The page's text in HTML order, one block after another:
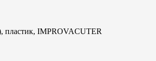
пластик, IMPROVACUTER